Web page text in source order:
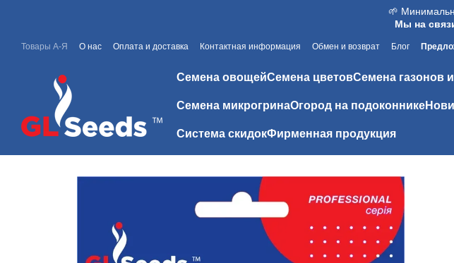
🌱
Мы на
Товары А-Я О нас Оплата и доставка Контактная информация Обмен и возврат Блог
Семена овощейСемена цветовСемена газонов
Семена микрогринаОгород на подоконнике
Система скидокФирменная продукция